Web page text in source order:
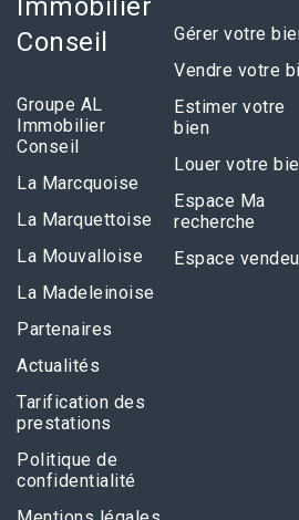
Immobilier
Conseil
Groupe AL
Immobilier
Conseil
La Marcquoise
La Marquettoise
La Mouvalloise
La Madeleinoise
Partenaires
Actualités
Tarification des
prestations
Politique de
confidentialité
Gérer votre
Vendre votre
Estimer votre
bien
Louer votre
Espace Ma
recherche
Espace